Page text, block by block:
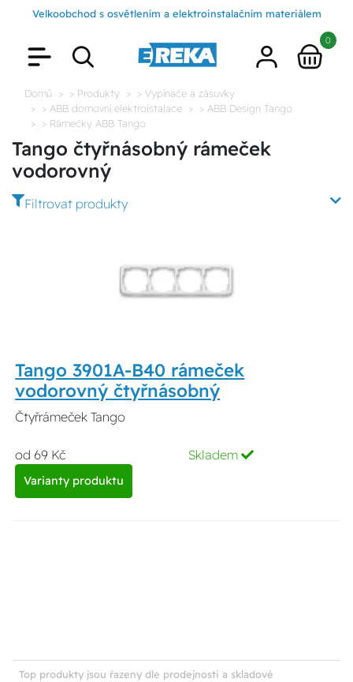
Velkoobchod s osvětlením a elektroinstalačním materiálem
0
Domů > Produkty
> Vypínače a zásuvky
> ABB domovní elektroistalace
> ABB Design Tango
> Rámečky ABB Tango
Tango čtyřnásobný rámeček
vodorovný
Filtrovat produkty
Tango 3901A-B40 rámeček
vodorovný čtyřnásobný
Čtyřrámeček Tango
od 69 Kč Skladem
Varianty produktu
Top produkty jsou řazeny dle prodejnosti a skladové